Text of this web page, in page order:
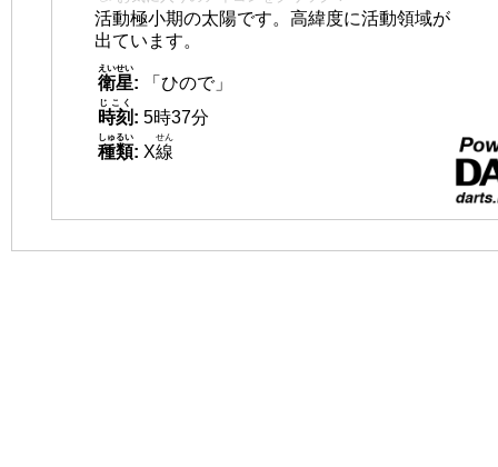
活動極小期の太陽です。高緯度に活動領域が
出ています。
衛星
えいせい
:
「ひので」
時刻
じこく
: 5時37分
種類
しゅるい
: X線
せん